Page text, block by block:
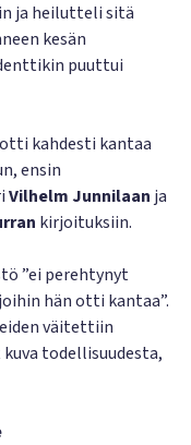
ja heilutteli sitä
kesän
puuttui
otti kahdesti kantaa
ensin
Vilhelm Junnilaan ja
kirjoituksiin.
”ei perehtynyt
hän otti kantaa”.
väitettiin
todellisuudesta,